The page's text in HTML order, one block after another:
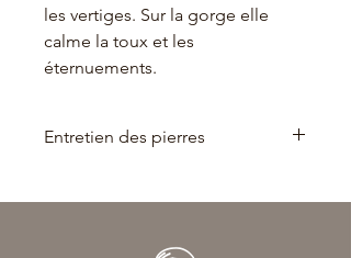
les vertiges. Sur la gorge elle
calme la toux et les
éternuements.
Entretien des pierres
semaine environ, nettoyez vos pierres
passez les dans la fumée de sauge ou